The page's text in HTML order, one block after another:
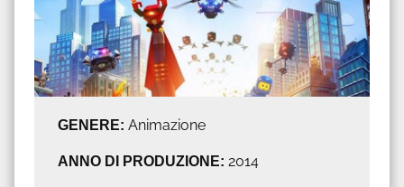
GENERE: Animazione
ANNO DI PRODUZIONE: 2014